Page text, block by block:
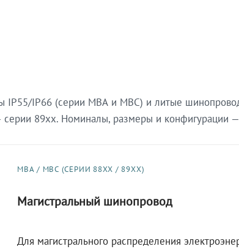
IP55/IP66 (серии МВА и МВС) и литые
89xx. Номиналы, размеры и конфигурации —
МВА / МВС (СЕРИИ 88XX / 89XX)
Магистральный шинопровод
Для магистрального распределения